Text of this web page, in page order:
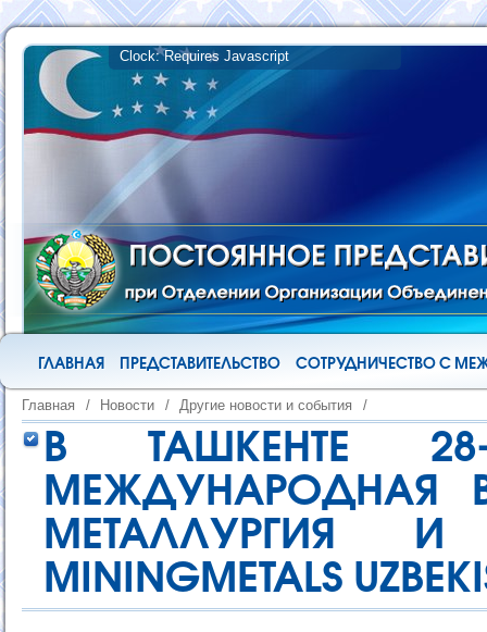
ГЛАВНАЯ ПРЕДСТАВИТЕЛЬСТВО СОТРУДНИЧЕСТВО С
Главная / Новости / Другие новости и события /
В ТАШКЕНТЕ
МЕЖДУНАРОДНАЯ
МЕТАЛЛУРГИЯ И
MININGMETALS